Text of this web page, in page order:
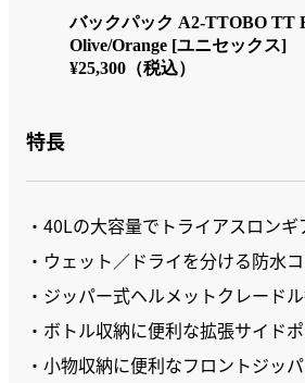
バックパック A2-TTOBO TT
Olive/Orange [ユニセックス]
¥25,300（税込）
特長
・40Lの大容量でトライアスロン
・ウェット／ドライを分ける防水
・ジッパー式ヘルメットクレード
・ボトル収納に便利な拡張サイド
・小物収納に便利なフロントジッ